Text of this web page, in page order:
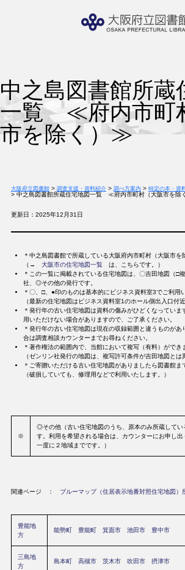
中之島図書館所蔵
一覧 ≪府内市町
市を除く）≫
大阪府立図書館> 調査支援・資料紹介> 調べ方案内 > 特定の本・資
> 中之島図書館所蔵住宅地図一覧 ≪府内市町村（大阪市を除
更新日：2025年12月31日
＊中之島図書館で所蔵している大阪府内市町村（大阪市を
（→ 大阪市の住宅地図一覧は、こちらです。）
＊この一覧に掲載されている住宅地図は、〇吉田地図（□
社、◎その他の発行です。
＊〇、□、●印のものは基本的にビジネス資料室3でご利用
（最新の住宅地図はビジネス資料室1のホール側出入口付
＊発行年の古い住宅地図は資料の傷みがひどくなっていま
用いただけない場合がありますので、ご了承ください。
＊発行年の古い住宅地図は現在の収録範囲と違うものが
合は調査相談カウンターまでお尋ねください。
＊著作権法の範囲内で、当館において複写（有料）ができ
（ゼンリン社発行の地図は、複写許可条件が吉田地図とは
＊ご寄贈いただける古い住宅地図がありましたら図書館ま
（破損していても、修理用などで利用いたします。）
※
◎その他（古い住宅地図のうち、原本のみ所蔵してい
す。利用を希望される場合は、カウンターにお申し
一度に２地域までです。）
関連ページ ： ブルーマップ（住居表示地番対照住宅地図）
豊能地
方
能勢町 豊能町 箕面市 池田市 豊中市
三島地
方
島本町 高槻市 茨木市 吹田市 摂津市